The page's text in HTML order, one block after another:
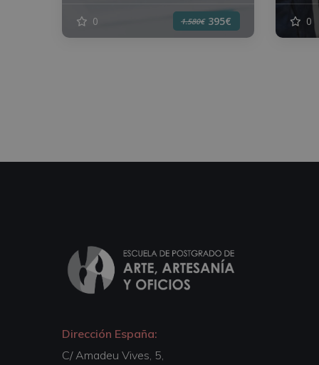
0 1.580€ 395€ 0
Dirección España:
C/ Amadeu Vives, 5,